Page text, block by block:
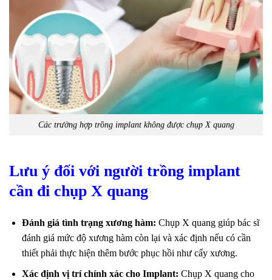
Các trường hợp trồng implant không được chụp X quang
Lưu ý đối với người trồng implant
cần đi chụp X quang
Đánh giá tình trạng xương hàm: Chụp X quang giúp bác sĩ
đánh giá mức độ xương hàm còn lại và xác định nếu có cần
thiết phải thực hiện thêm bước phục hồi như cấy xương.
Xác định vị trí chính xác cho Implant: Chụp X quang cho